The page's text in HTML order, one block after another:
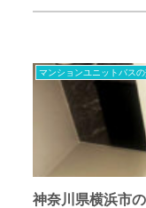
マンションユニットバス
神奈川県横浜市